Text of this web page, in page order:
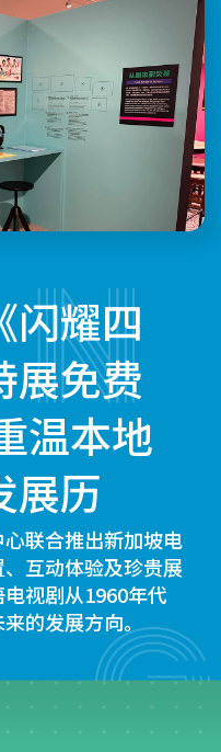
闪耀四
展免费
温本地
展历
联合推出新加坡电
互动体验及珍贵展
视剧从1960年代
的发展方向。